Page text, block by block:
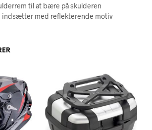
til at bære på skulderen
indsætter med reflekterende motiv